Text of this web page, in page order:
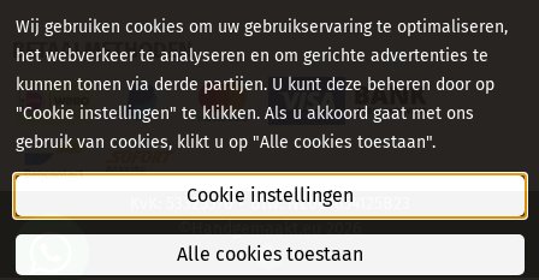
BETAALMETHODEN
KvK: 53325370 - Btw: NL001654125B23
Wij gebruiken cookies om uw gebruikservaring te optimaliseren,
het webverkeer te analyseren en om gerichte advertenties te
kunnen tonen via derde partijen. U kunt deze beheren door op
"Cookie instellingen" te klikken. Als u akkoord gaat met ons
gebruik van cookies, klikt u op "Alle cookies toestaan".
Cookie instellingen
Alle cookies toestaan